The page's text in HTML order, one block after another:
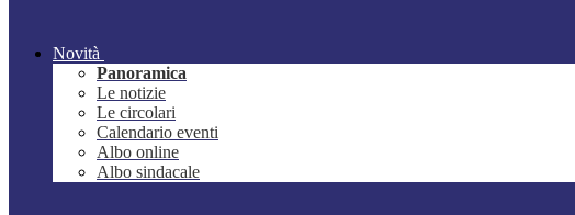
Novità
Panoramica
Le notizie
Le circolari
Calendario eventi
Albo online
Albo sindacale